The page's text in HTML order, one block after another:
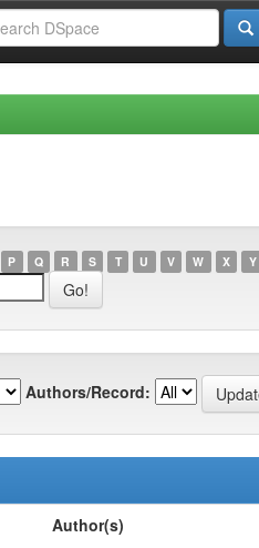
P Q R S T U V W X Y
Authors/Record:
Author(s)